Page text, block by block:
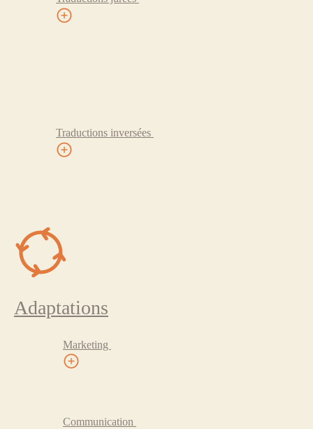
Traductions inversées
Adaptations
Marketing
Communication